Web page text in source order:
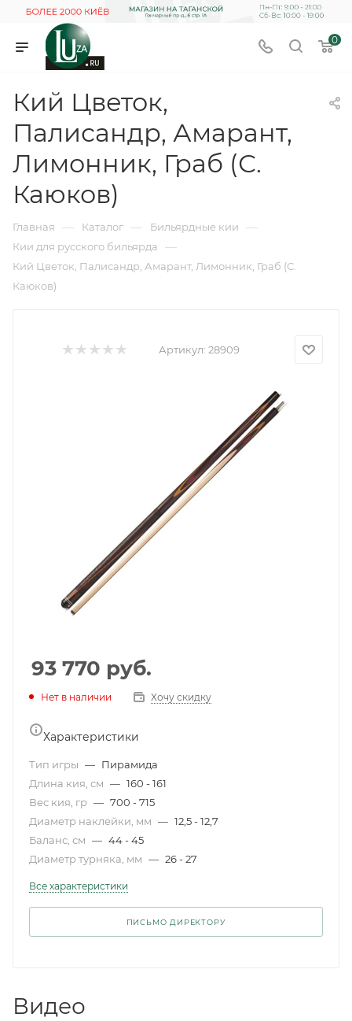
0
Кий Цветок,
Палисандр, Амарант,
Лимонник, Граб (С.
Каюков)
Главная — Каталог — Бильярдные кии —
Кии для русского бильярда —
Кий Цветок, Палисандр, Амарант, Лимонник, Граб (С.
Каюков)
Артикул: 28909
93 770 руб.
Нет в наличии Хочу скидку
Характеристики
Тип игры — Пирамида
Длина кия, см — 160 - 161
Вес кия, гр — 700 - 715
Диаметр наклейки, мм — 12,5 - 12,7
Баланс, см — 44 - 45
Диаметр турняка, мм — 26 - 27
Все характеристики
ПИСЬМО ДИРЕКТОРУ
Видео